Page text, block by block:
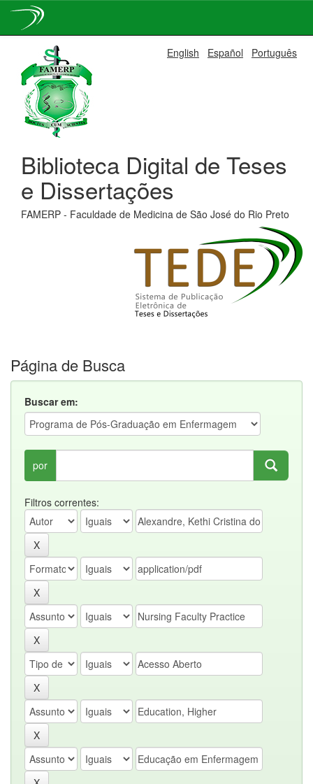
navigation
English Español Português
Biblioteca Digital de Teses
e Dissertações
FAMERP - Faculdade de Medicina de São José do Rio Preto
Página de Busca
Buscar em:
por
Filtros correntes: